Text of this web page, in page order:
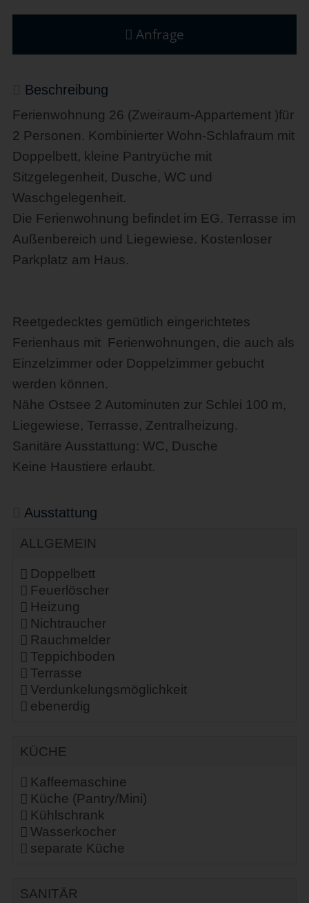
Anfrage
Beschreibung
Ferienwohnung 26 (Zweiraum-Appartement )für
2 Personen. Kombinierter Wohn-Schlafraum mit
Doppelbett, kleine Pantryüche mit
Sitzgelegenheit, Dusche, WC und
Waschgelegenheit.
Die Ferienwohnung befindet im EG. Terrasse im
Außenbereich und Liegewiese. Kostenloser
Parkplatz am Haus.
Reetgedecktes gemütlich eingerichtetes
Ferienhaus mit Ferienwohnungen, die auch als
Einzelzimmer oder Doppelzimmer gebucht
werden können.
Nähe Ostsee 2 Autominuten zur Schlei 100 m,
Liegewiese, Terrasse, Zentralheizung.
Sanitäre Ausstattung: WC, Dusche
Keine Haustiere erlaubt.
Ausstattung
ALLGEMEIN
Doppelbett
Feuerlöscher
Heizung
Nichtraucher
Rauchmelder
Teppichboden
Terrasse
Verdunkelungsmöglichkeit
ebenerdig
KÜCHE
Kaffeemaschine
Küche (Pantry/Mini)
Kühlschrank
Wasserkocher
separate Küche
SANITÄR